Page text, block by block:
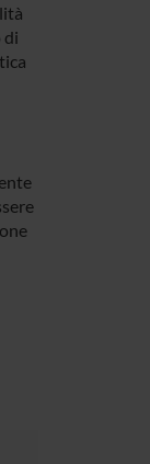
di